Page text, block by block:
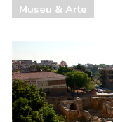
Museu & Arte